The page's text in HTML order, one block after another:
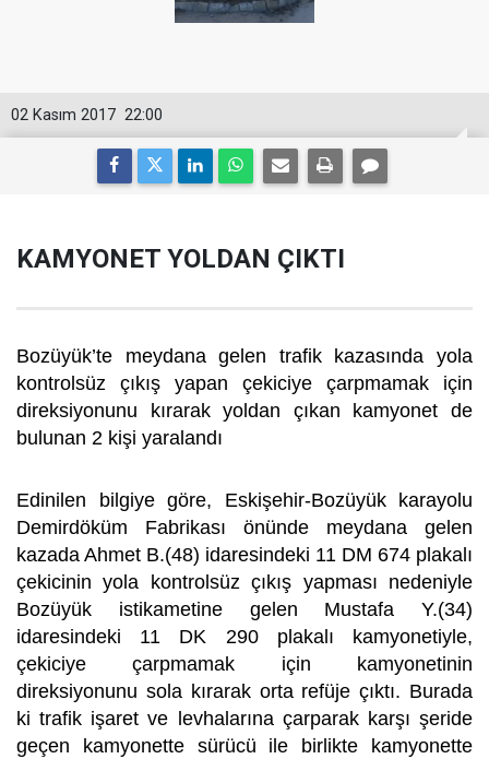
22:00
02 Kasım 2017
KAMYONET YOLDAN ÇIKTI
Bozüyük’te meydana gelen trafik kazasında yola
kontrolsüz çıkış yapan çekiciye çarpmamak için
direksiyonunu kırarak yoldan çıkan kamyonet de
bulunan 2 kişi yaralandı
Edinilen bilgiye göre, Eskişehir-Bozüyük karayolu
Demirdöküm Fabrikası önünde meydana gelen
kazada Ahmet B.(48) idaresindeki 11 DM 674 plakalı
çekicinin yola kontrolsüz çıkış yapması nedeniyle
Bozüyük istikametine gelen Mustafa Y.(34)
idaresindeki 11 DK 290 plakalı kamyonetiyle,
çekiciye çarpmamak için kamyonetinin
direksiyonunu sola kırarak orta refüje çıktı. Burada
ki trafik işaret ve levhalarına çarparak karşı şeride
geçen kamyonette sürücü ile birlikte kamyonette